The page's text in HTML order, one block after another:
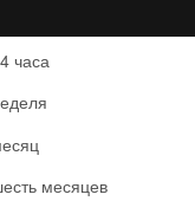
часа
месяцев